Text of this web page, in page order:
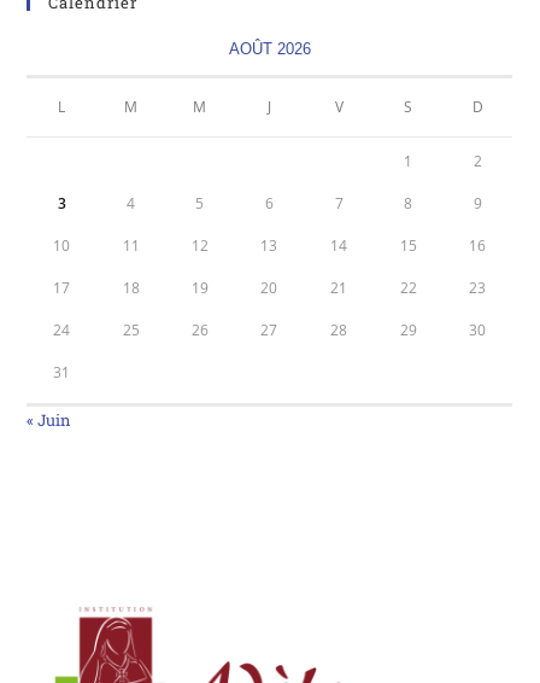
AOÛT 2026
L M M J V S D
1 2
3 4 5 6 7 8 9
10 11 12 13 14 15 16
17 18 19 20 21 22 23
24 25 26 27 28 29 30
31
« Juin